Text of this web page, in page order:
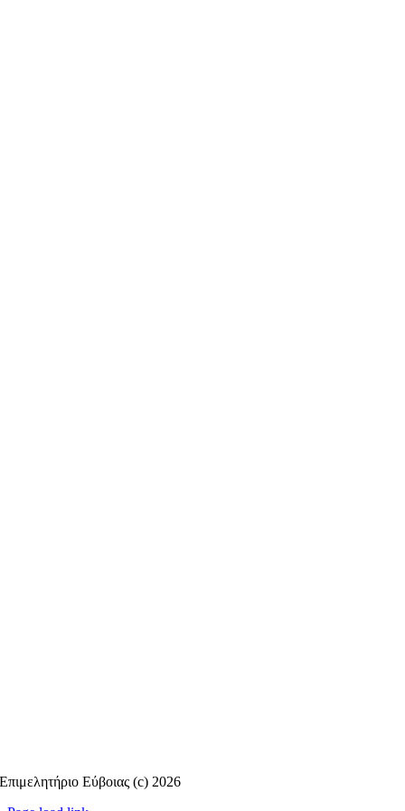
Επιμελητήριο Εύβοιας (c) 2026